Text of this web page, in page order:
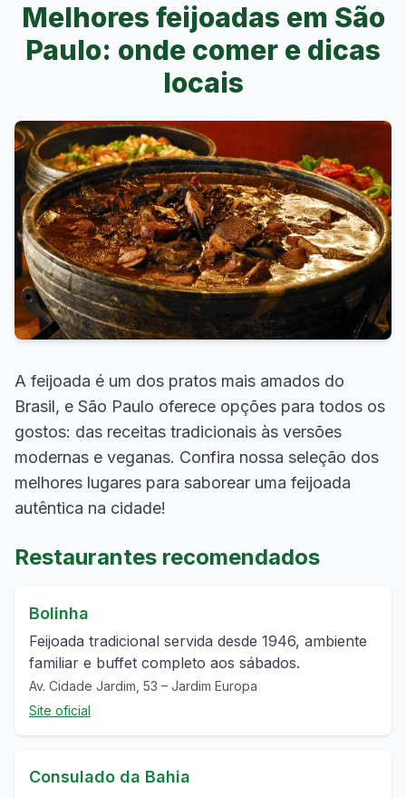
Melhores feijoadas em São
Paulo: onde comer e dicas
locais
A feijoada é um dos pratos mais amados do
Brasil, e São Paulo oferece opções para todos os
gostos: das receitas tradicionais às versões
modernas e veganas. Confira nossa seleção dos
melhores lugares para saborear uma feijoada
autêntica na cidade!
Restaurantes recomendados
Bolinha
Feijoada tradicional servida desde 1946, ambiente
familiar e buffet completo aos sábados.
Av. Cidade Jardim, 53 – Jardim Europa
Site oficial
Consulado da Bahia